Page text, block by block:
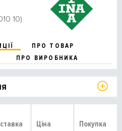
10)
ПРО ТОВАР
ПРО ВИРОБНИКА
Ціна Покупка